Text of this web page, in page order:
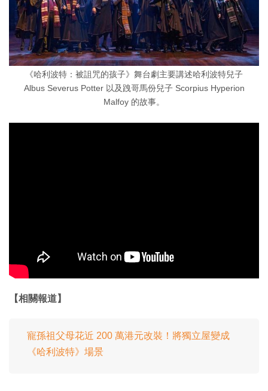
《哈利波特：被詛咒的孩子》舞台劇主要講述哈利波特兒子
Albus Severus Potter 以及跩哥馬份兒子 Scorpius Hyperion
Malfoy 的故事。
【相關報道】
寵孫祖父母花近 200 萬港元改裝！將獨立屋變成
《哈利波特》場景